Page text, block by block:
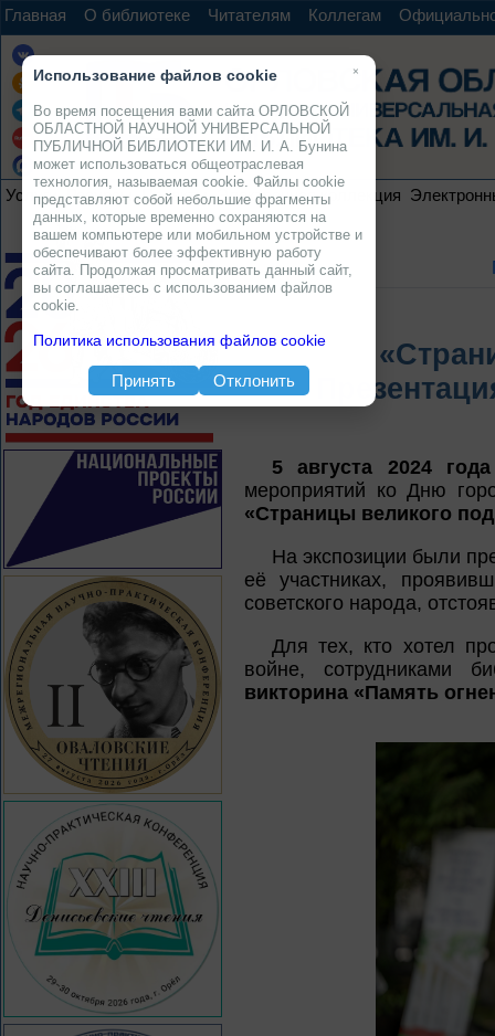
Главная О библиотеке Читателям Коллегам
Услуги Ресурсы Проекты Электронная коллекция
5 августа 2024 года
мероприятий ко Дню
«Страницы великого
На экспозиции были
её участниках,
советского народа,
Для тех, кто хотел
войне, сотрудниками
викторина «Память
×
Использование файлов cookie
Во время посещения вами сайта ОРЛОВСКОЙ
ОБЛАСТНОЙ НАУЧНОЙ УНИВЕРСАЛЬНОЙ
ПУБЛИЧНОЙ БИБЛИОТЕКИ ИМ. И. А. Бунина
может использоваться общеотраслевая
технология, называемая cookie. Файлы cookie
представляют собой небольшие фрагменты
данных, которые временно сохраняются на
вашем компьютере или мобильном устройстве и
обеспечивают более эффективную работу
сайта. Продолжая просматривать данный сайт,
вы соглашаетесь с использованием файлов
cookie.
Политика использования файлов cookie
Принять Отклонить